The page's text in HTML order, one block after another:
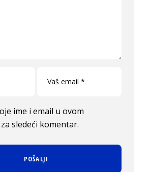
ime i email u ovom
sledeći komentar.